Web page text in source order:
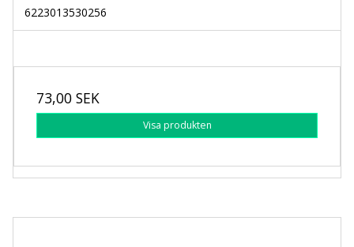
6223013530256
73,00 SEK
Visa produkten